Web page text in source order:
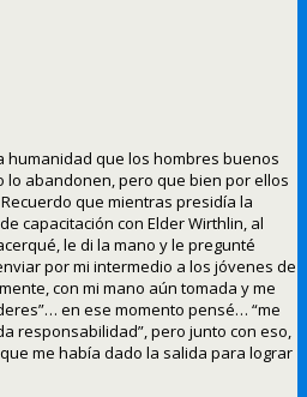
humanidad que los hombres buenos
lo abandonen, pero que bien por ellos
que mientras presidía la
capacitación con Elder Wirthlin, al
le di la mano y le pregunté
por mi intermedio a los jóvenes de
con mi mano aún tomada y me
en ese momento pensé… “me
responsabilidad”, pero junto con eso,
me había dado la salida para lograr